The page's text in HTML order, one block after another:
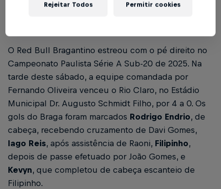
Foto: Divulgação / Red Bull Bragantino Texto:
O Red Bull Bragantino estreou com o pé direito no
Campeonato Paulista Série A Sub-20 de 2025. Na
tarde deste sábado, a equipe comandada por
Fernando Oliveira venceu o Rio Claro, no Estádio
Municipal Dr. Augusto Schmidt Filho, por 4 a 0. Os
gols do Braga foram marcados Rodrigo Endrio, de
cabeça, recebendo cruzamento de Davi Gomes,
Iago Reis, após assistência de Raoni, Filipinho,
depois de passe efetuado por João Gomes, e
Kevyn, que completou de cabeça escanteio de
Filipinho.
Rejeitar Todos Permitir cookies